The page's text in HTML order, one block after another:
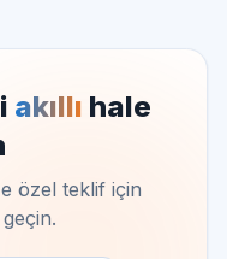
akıllı hale
özel teklif için